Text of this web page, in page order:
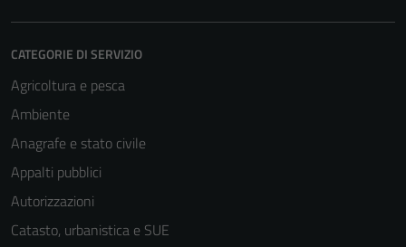
CATEGORIE DI SERVIZIO
Agricoltura e pesca
Ambiente
Anagrafe e stato civile
Appalti pubblici
Autorizzazioni
Catasto, urbanistica e SUE